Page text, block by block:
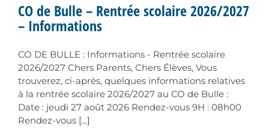
CO de Bulle – Rentrée scolaire 2026/2027
– Informations
CO DE BULLE : Informations - Rentrée scolaire
2026/2027 Chers Parents, Chers Élèves, Vous
trouverez, ci-après, quelques informations relatives
à la rentrée scolaire 2026/2027 au CO de Bulle :
Date : jeudi 27 août 2026 Rendez-vous 9H : 08h00
Rendez-vous [...]